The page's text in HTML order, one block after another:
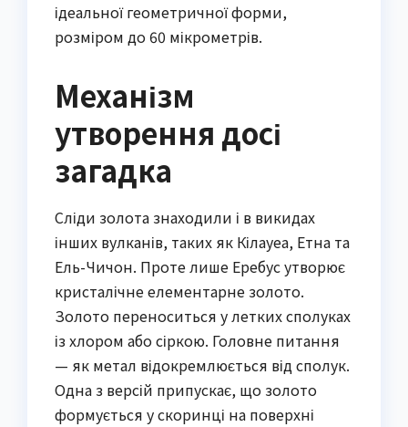
ідеальної геометричної форми,
розміром до 60 мікрометрів.
Механізм
утворення досі
загадка
Сліди золота знаходили і в викидах
інших вулканів, таких як Кілауеа, Етна та
Ель-Чичон. Проте лише Еребус утворює
кристалічне елементарне золото.
Золото переноситься у летких сполуках
із хлором або сіркою. Головне питання
— як метал відокремлюється від сполук.
Одна з версій припускає, що золото
формується у скоринці на поверхні